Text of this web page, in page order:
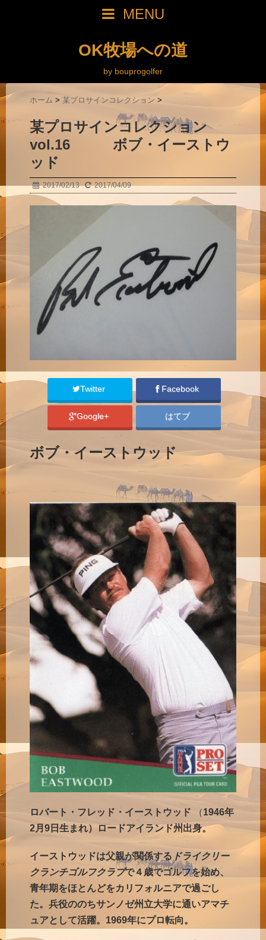
MENU
OK牧場への道
by bouprogolfer
ホーム > 某プロサインコレクション >
某プロサインコレクション
vol.16 ボブ・イーストウ
ッド
2017/02/13 2017/04/09
Twitter Facebook
Google+ はてブ
ボブ・イーストウッド
ロバート・フレッド・イーストウッド （1946年
2月9日生まれ）ロードアイランド州出身。
イーストウッドは父親が関係する ドライクリー
クランチゴルフクラブで４歳でゴルフを始め、
青年期をほとんどをカリフォルニアで過ごし
た。兵役ののちサンノゼ州立大学に通いアマチ
ュアとして活躍。1969年にプロ転向。